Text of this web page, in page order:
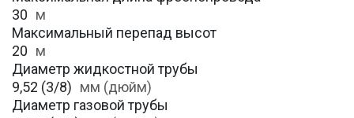
30 м
Максимальный перепад высот
20 м
Диаметр жидкостной трубы
9,52 (3/8) мм (дюйм)
Диаметр газовой трубы